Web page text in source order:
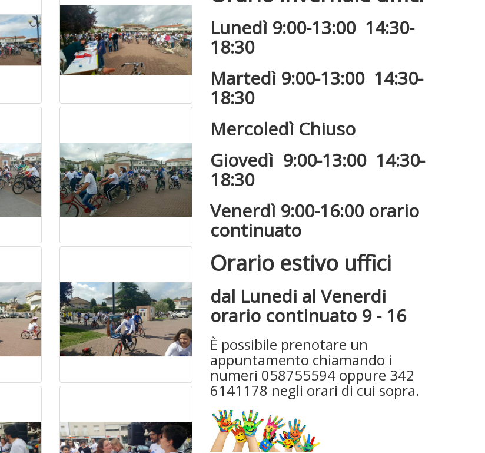
prosegue anche in estate
Lunedì 9:00-13:00 14:30-
18:30
Martedì 9:00-13:00 14:30-
18:30
Mercoledì Chiuso
Giovedì 9:00-13:00 14:30-
18:30
Venerdì 9:00-16:00 orario
continuato
Orario estivo uffici
dal Lunedi al Venerdi
orario continuato 9 - 16
È possibile prenotare un
appuntamento chiamando i
numeri 058755594 oppure 342
6141178 negli orari di cui sopra.